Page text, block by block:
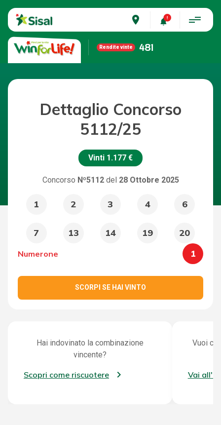
place
Rendite vinte 481
Dettaglio Concorso
5112/25
Vinti 1.177 €
Concorso Nº5112del 28 Ottobre 2025
1 2 3 4 6
7 13 14 19 20
Numerone 1
SCORPI SE HAI VINTO
Hai indovinato la combinazione
vincente?
Scopri come riscuotere
Vuoi
Vai